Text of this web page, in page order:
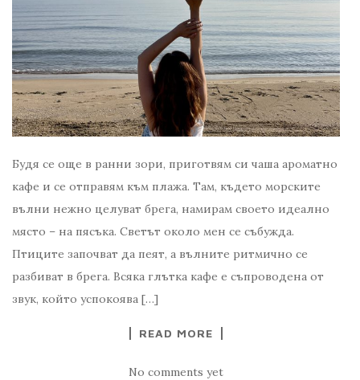
Будя се още в ранни зори, приготвям си чаша ароматно
кафе и се отправям към плажа. Там, където морските
вълни нежно целуват брега, намирам своето идеално
място – на пясъка. Светът около мен се събужда.
Птиците започват да пеят, а вълните ритмично се
разбиват в брега. Всяка глътка кафе е съпроводена от
звук, който успокоява […]
READ MORE
No comments yet